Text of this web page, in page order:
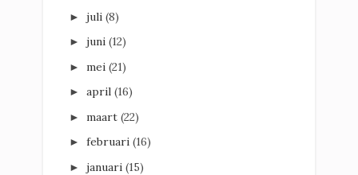
► juli (8)
► juni (12)
► mei (21)
► april (16)
► maart (22)
► februari (16)
► januari (15)